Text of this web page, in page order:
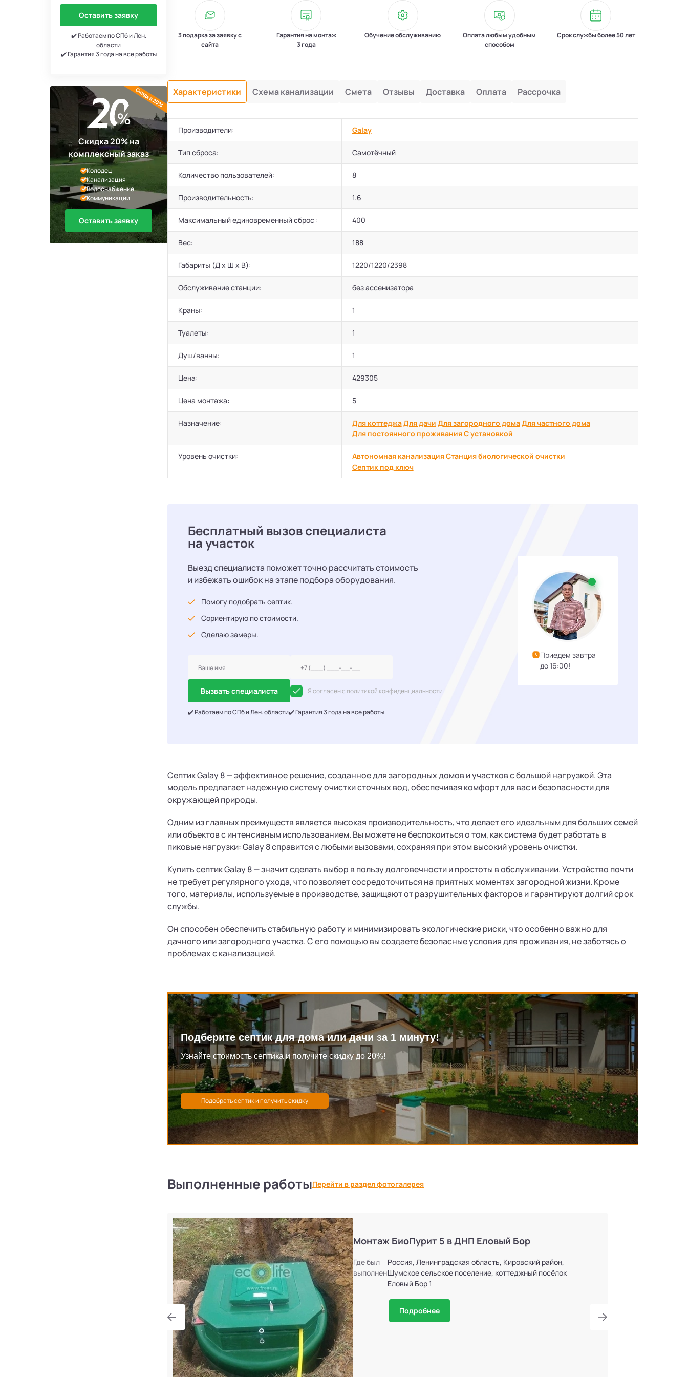
Оставить заявку
✔️ Работаем по СПб и Лен.
области
✔️ Гарантия 3 года на все работы
Скидка 20% на
комплексный заказ
Колодец
Канализация
Водоснабжение
Коммуникации
Оставить заявку
Скидка 20%
3 подарка за заявку с
сайта
Гарантия на монтаж
3 года
Обучение обслуживанию
Оплата любым удобным
способом
Срок службы более 50 лет
Характеристики Схема канализации Смета Отзывы Доставка Оплата Рассрочка
Производители: Galay
Тип сброса: Самотёчный
Количество пользователей: 8
Производительность: 1.6
Максимальный единовременный сброс : 400
Вес: 188
Габариты (Д х Ш х В): 1220/1220/2398
Обслуживание станции: без ассенизатора
Краны: 1
Туалеты: 1
Душ/ванны: 1
Цена: 429305
Цена монтажа: 5
Назначение: Для коттеджаДля дачи Для загородного домаДля частного дома
Для постоянного проживанияС установкой
Уровень очистки: Автономная канализацияСтанция биологической очистки
Септик под ключ
Бесплатный вызов специалиста
на участок
Выезд специалиста поможет точно рассчитать стоимость
и избежать ошибок на этапе подбора оборудования.
Помогу подобрать септик.
Сориентирую по стоимости.
Сделаю замеры.
Вызвать специалиста Я согласен с политикой конфиденциальности
✔️ Работаем по СПб и Лен. области✔️ Гарантия 3 года на все работы
Приедем завтра
до 16:00!
Септик Galay 8 — эффективное решение, созданное для загородных домов и участков с большой нагрузкой. Эта
модель предлагает надежную систему очистки сточных вод, обеспечивая комфорт для вас и безопасности для
окружающей природы.
Одним из главных преимуществ является высокая производительность, что делает его идеальным для больших семей
или объектов с интенсивным использованием. Вы можете не беспокоиться о том, как система будет работать в
пиковые нагрузки: Galay 8 справится с любыми вызовами, сохраняя при этом высокий уровень очистки.
Купить септик Galay 8 — значит сделать выбор в пользу долговечности и простоты в обслуживании. Устройство почти
не требует регулярного ухода, что позволяет сосредоточиться на приятных моментах загородной жизни. Кроме
того, материалы, используемые в производстве, защищают от разрушительных факторов и гарантируют долгий срок
службы.
Он способен обеспечить стабильную работу и минимизировать экологические риски, что особенно важно для
дачного или загородного участка. С его помощью вы создаете безопасные условия для проживания, не заботясь о
проблемах с канализацией.
Подберите септик для дома или дачи за 1 минуту!
Узнайте стоимость септика и получите скидку до 20%!
Выполненные работыПерейти в раздел фотогалерея
Монтаж БиоПурит 5 в ДНП Еловый Бор
Где был
выполнен
Россия, Ленинградская область, Кировский район,
Шумское сельское поселение, коттеджный посёлок
Еловый Бор 1
Подробнее